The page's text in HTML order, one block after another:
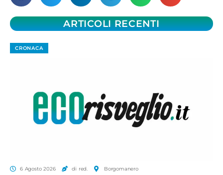
ARTICOLI RECENTI
CRONACA
6 Agosto 2026 di red. Borgomanero